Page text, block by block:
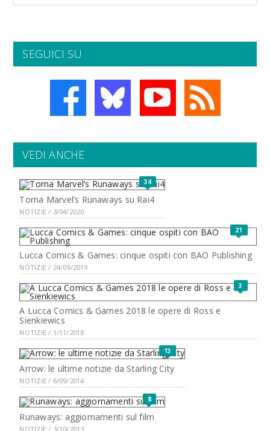
SEGUICI SU
VEDI ANCHE
34
Torna Marvel’s Runaways su Rai4
NOTIZIE / 3/04/2020
21
Lucca Comics & Games: cinque ospiti con BAO Publishing
NOTIZIE / 24/09/2019
3
A Lucca Comics & Games 2018 le opere di Ross e
Sienkiewics
NOTIZIE / 1/11/2018
13
Arrow: le ultime notizie da Starling City
NOTIZIE / 6/09/2014
8
Runaways: aggiornamenti sul film
NOTIZIE / 3/10/2013